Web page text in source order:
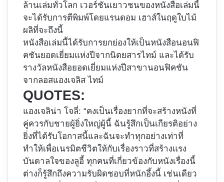
ล้านเล่มทั่วโลก เวอร์ชันเยาวชนของหนังสือเล่มนี้
จะได้รับการตีพิมพ์โดยแรนดอม เฮาส์ในฤดูใบไม้
ผลิที่จะถึงนี้
หนังสือเล่มนี้ได้รับการยกย่องให้เป็นหนังสือนอนฟิ
คชันยอดเยี่ยมแห่งปีจากนิตยสารไทม์ และได้รับ
รางวัลหนังสือยอดเยี่ยมแห่งปีสาขานอนฟิคชัน
จากลอสแองเจลิส ไทม์
QUOTES:
แองเจลิน่า โจลี่: “คงเป็นเรื่องยากที่จะสร้างหนังที่
คู่ควรกับชายผู้ยิ่งใหญ่ผู้นี้ ฉันรู้สึกเป็นเกียรติอย่าง
ยิ่งที่ได้รับโอกาสนี้และฉันจะทำทุกอย่างเท่าที่
ทำให้เพื่อเนรมิตชีวิตให้กับเรื่องราวที่สร้างแรง
บันดาลใจของลูอี้ ทุกคนที่เกี่ยวข้องกับหนังเรื่องนี้
ต่างก็รู้สึกถึงความรับผิดชอบที่หนักอึ้งนี้ เช่นเดียว